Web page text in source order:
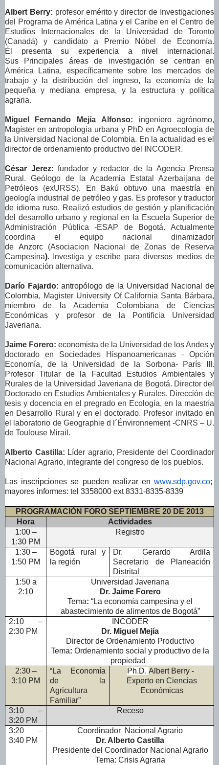
Albert Berry: profesor emérito y director de Investigaciones
del Programa de América Latina y el Caribe en el Centro de
Estudios Internacionales de la Universidad de Toronto
(Canadá) y candidato a Premio Nóbel de Economía.
Él presenta su experiencia a nivel internacional.
Sus Principales áreas de investigación se centran en
América Latina, específicamente sobre los mercados de
trabajo y la distribución del ingreso, la economía de la
pequeña y mediana empresa, y la estructura y política
agraria.
Miguel Fernando Mejía Alfonso: ingeniero agrónomo,
Magíster en antropología urbana y PhD en Agroecología de
la Universidad Nacional de Colombia. En la actualidad es el
director de ordenamiento productivo del INCODER.
César Jerez: fundador y redactor de la Agencia Prensa
Rural. Geólogo de la Academia Estatal Azerbaijana de
Petróleos (exURSS). En Bakú obtuvo una maestría en
geología industrial de petróleo y gas. Es profesor y traductor
de idioma ruso. Realizó estudios de gestión y planificación
del desarrollo urbano y regional en la Escuela Superior de
Administración Pública -ESAP de Bogotá. Actualmente
coordina el equipo nacional dinamizador
deAnzorc (Asociacion Nacional de Zonas de Reserva
Campesina). Investiga y escribe para diversos medios de
comunicación alternativa.
Darío Fajardo:antropólogo de la Universidad Nacional de
Colombia, Magister University Of California Santa Bárbara,
miembro de la Academia Colombiana de Ciencias
Económicas y profesor de la Pontificia Universidad
Javeriana.
Jaime Forero: economista de la Universidad de los Andes y
doctorado en Sociedades Hispanoamericanas - Opción
Economía, de la Universidad de la Sorbona- París III.
Profesor Titular de la Facultad Estudios Ambientales y
Rurales de la Universidad Javeriana de Bogotá. Director del
Doctorado en Estudios Ambientales y Rurales. Dirección de
tesis y docencia en el pregrado en Ecología, en la maestría
en Desarrollo Rural y en el doctorado. Profesor invitado en
el laboratorio de Geographie d l´Énvironnement -CNRS – U.
de Toulouse Mirail.
Alberto Castilla: Líder agrario, Presidente del Coordinador
Nacional Agrario, integrante del congreso de los pueblos.
Las inscripciones se pueden realizar en www.sdp.gov.co;
mayores informes: tel 3358000 ext 8331-8335-8339
PROGRAMACIÓN FORO SEPTIEMBRE 20 DE 2013
Hora
Actividades
1:00 –
1:30 PM
Registro
1:30 –
1:50 PM
Bogotá rural y
la región
Dr. Gerardo Ardila
Secretario de Planeación
Distrital
1:50 a
2:10
Universidad Javeriana
Dr. Jaime Forero
Tema: “La economía campesina y el
abastecimiento de alimentos de Bogotá”
2:10 –
2:30 PM
INCODER
Dr. Miguel Mejía
Director de Ordenamiento Productivo
Tema: Ordenamiento social y productivo de la
propiedad
2:30 –
3:10 PM
“La Economía
de la
Agricultura
Familiar”
Ph.D. Albert Berry -
Experto en Ciencias
Económicas
3:10 –
3:20 PM
Receso
3:20 –
3:40 PM
Coordinador Nacional Agrario
Dr. Alberto Castilla
Presidente del Coordinador Nacional Agrario
Tema: Crisis Agraria